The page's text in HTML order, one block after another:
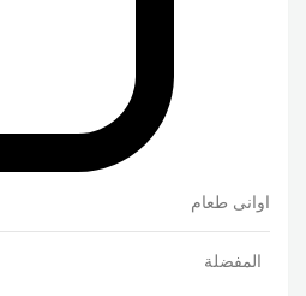
اوانى طعام
المفضلة